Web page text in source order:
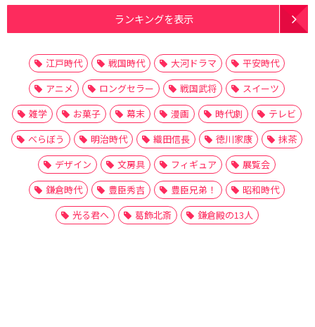
ランキングを表示
江戸時代 戦国時代 大河ドラマ
平安時代
アニメ
ロングセラー 戦国武将
スイーツ
雑学
お菓子 幕末 漫画 時代劇
テレビ
べらぼう
明治時代 織田信長 徳川家康
抹茶
デザイン
文房具 フィギュア
展覧会
鎌倉時代
豊臣秀吉 豊臣兄弟！
昭和時代
光る君へ
葛飾北斎 鎌倉殿の13人